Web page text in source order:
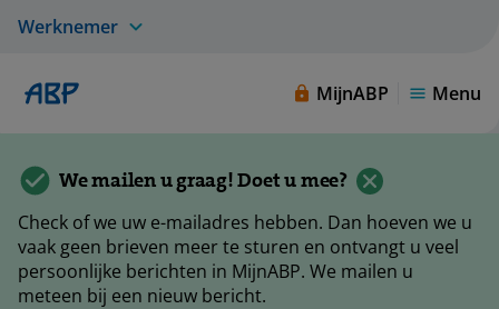
Werknemer
MijnABP Menu
We mailen u graag! Doet u mee?
Check of we uw e-mailadres hebben. Dan hoeven we u
vaak geen brieven meer te sturen en ontvangt u veel
persoonlijke berichten in MijnABP. We mailen u
meteen bij een nieuw bericht.